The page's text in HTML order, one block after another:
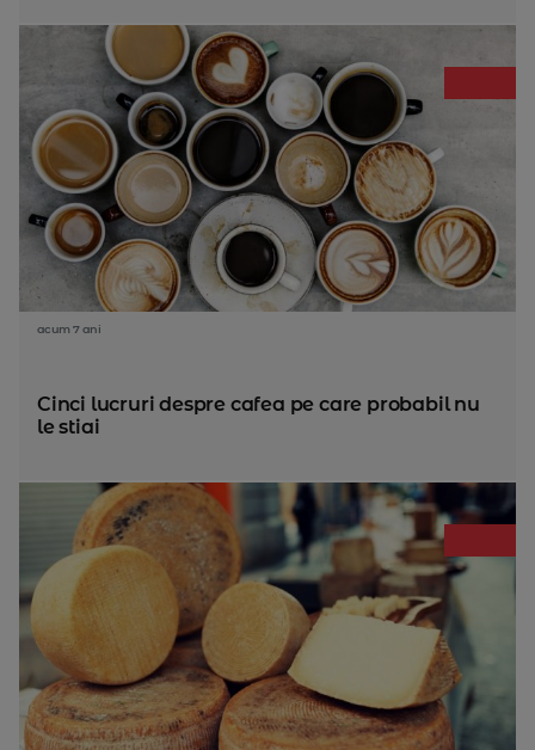
acum 7 ani
Cinci lucruri despre cafea pe care probabil nu
le stiai